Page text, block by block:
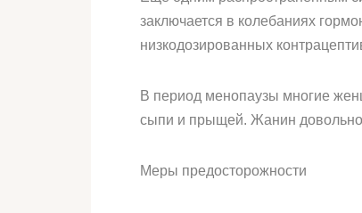
заключается в колебаниях
низкодозированных
В период менопаузы многие
сыпи и прыщей. Жанин довольно
Меры предосторожности